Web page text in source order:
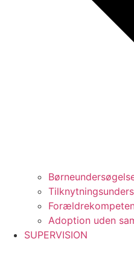
Adoption uden
SUPERVISION